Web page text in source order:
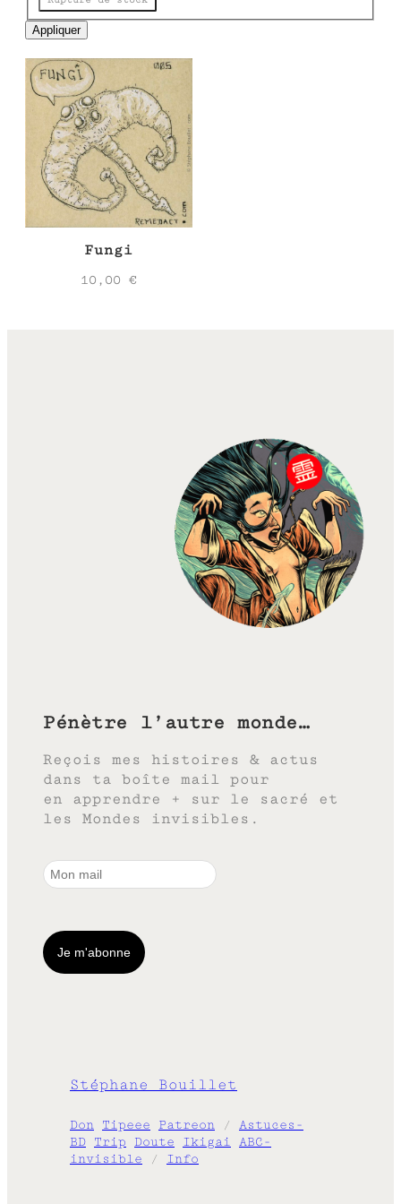
Appliquer
Fungi
10,00€
Pénètre l’autre monde…
Reçois mes histoires & actus
dans ta boîte mail pour
en apprendre + sur le sacré et
les Mondes invisibles.
Stéphane Bouillet
Don Tipeee Patreon / Astuces-
BD Trip Doute Ikigai ABC-
invisible / Info